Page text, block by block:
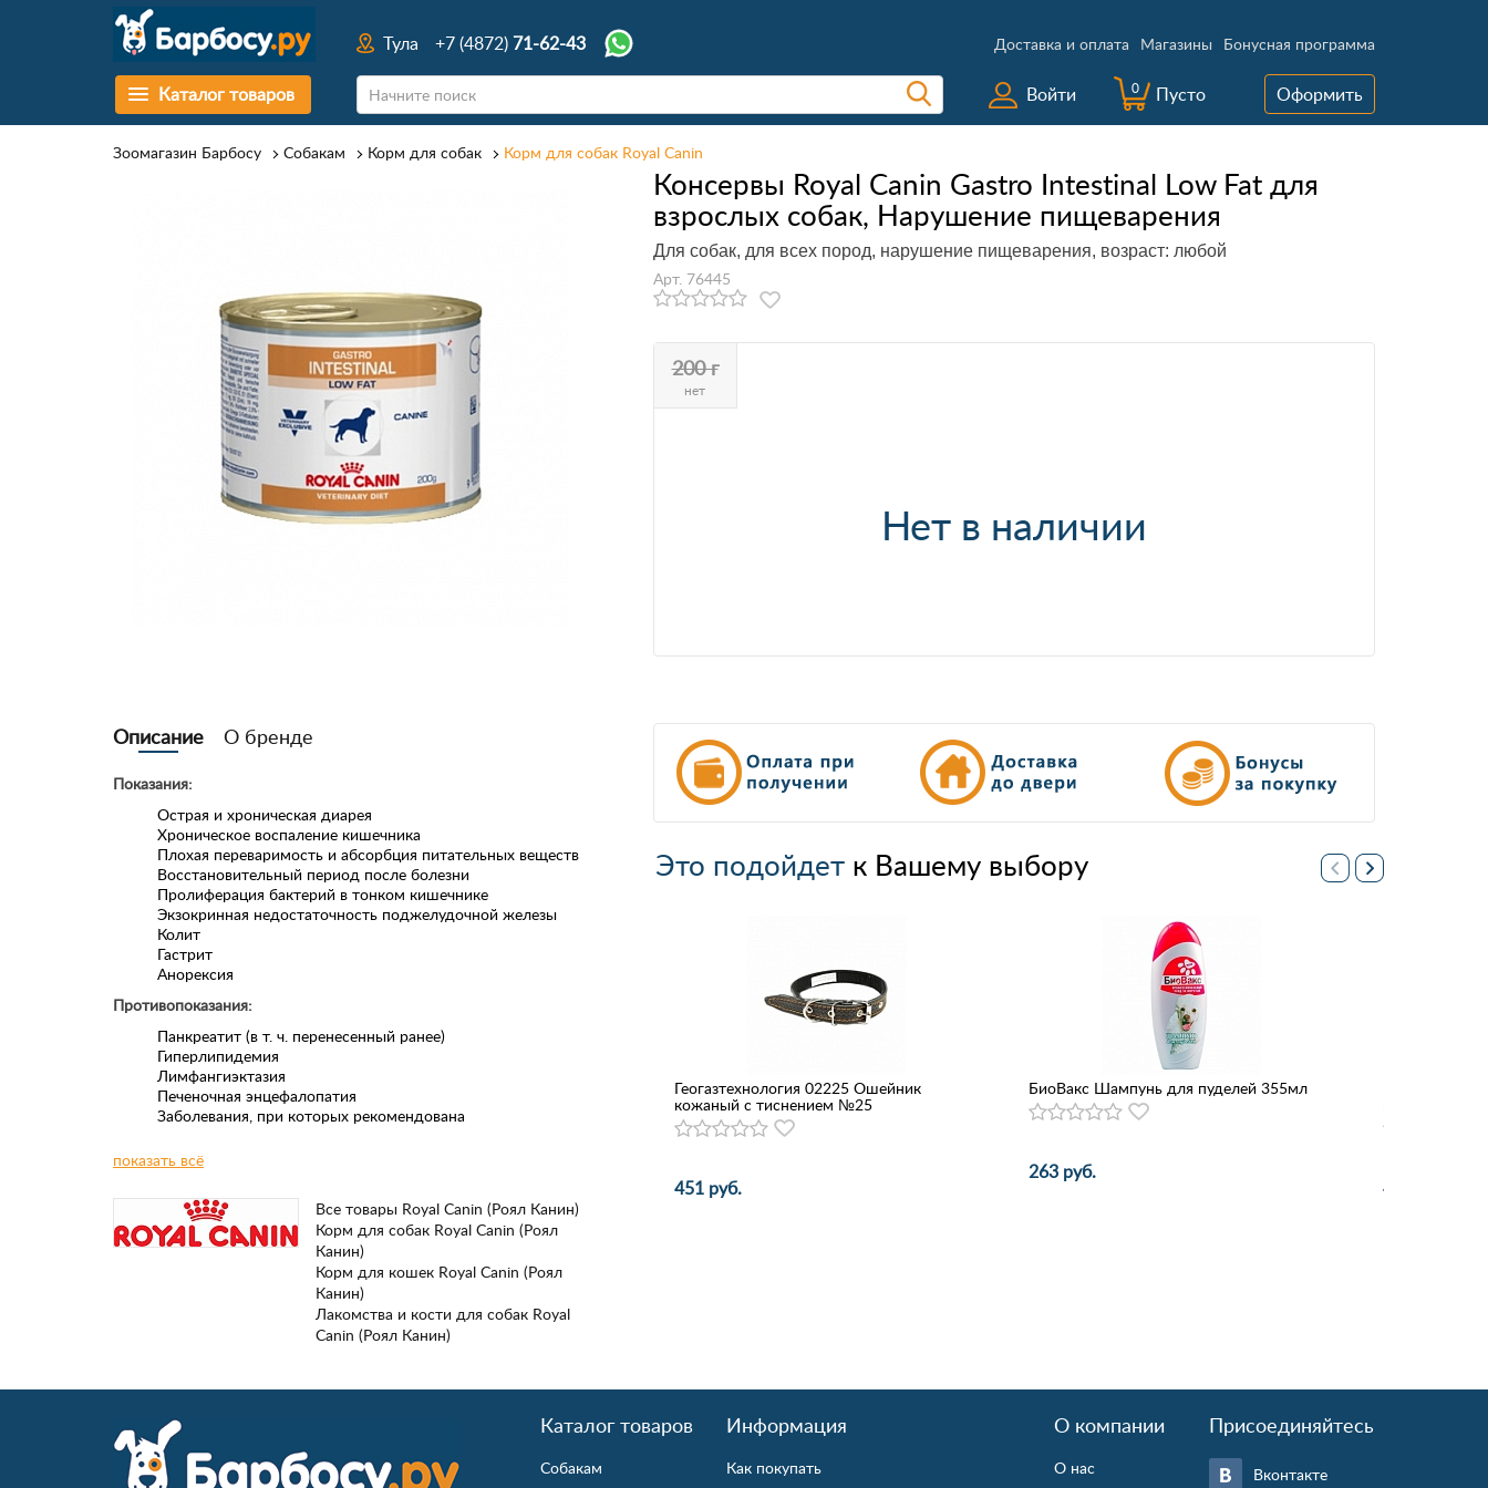
Тула +7 (4872) 71-62-43 Доставка и оплата Магазины Бонусная программа
Каталог товаров Войти 0 Пусто Оформить
Зоомагазин Барбосу Собакам Корм для собак Корм для собак Royal Canin
Консервы Royal Canin Gastro Intestinal Low Fat для
взрослых собак, Нарушение пищеварения
Для собак, для всех пород, нарушение пищеварения, возраст: любой
Арт. 76445
200 г
нет
Нет в наличии
Описание О бренде
Показания:
Острая и хроническая диарея
Хроническое воспаление кишечника
Плохая переваримость и абсорбция питательных веществ
Восстановительный период после болезни
Пролиферация бактерий в тонком кишечнике
Экзокринная недостаточность поджелудочной железы
Колит
Гастрит
Анорексия
Противопоказания:
Панкреатит (в т. ч. перенесенный ранее)
Гиперлипидемия
Лимфангиэктазия
Печеночная энцефалопатия
Заболевания, при которых рекомендована
Длительность курса применения:
нарушения пищеварения.
БЕЗОПАСНОСТЬ ПИЩЕВАРИТЕЛЬНОЙ СИСТЕМЫ
Сочетание высококачественных белков с высокой степенью
усвояемости, пребиотиков (маннановые олигосахариды),
клетчатки и рыбьего жира обеспечивает максимальную
Повышенное содержание энергии соответствует
объем корма и снизить нагрузку на желудочно-кишечный тракт,
также помогает восстановить вес в период выздоровления.
EPA / DHA
показать всё
Все товары Royal Canin (Роял Канин)
Корм для собак Royal Canin (Роял
Канин)
Корм для кошек Royal Canin (Роял
Канин)
Лакомства и кости для собак Royal
Canin (Роял Канин)
Это подойдетк Вашему выбору
Геогазтехнология 02225 Ошейник
кожаный с тиснением №25
451 руб.
БиоВакс Шампунь для пуделей 355мл
263 руб.
4 583 руб.
Каталог товаров
Собакам
Информация
Как покупать
О компании
О нас
Присоединяйтесь
Вконтакте